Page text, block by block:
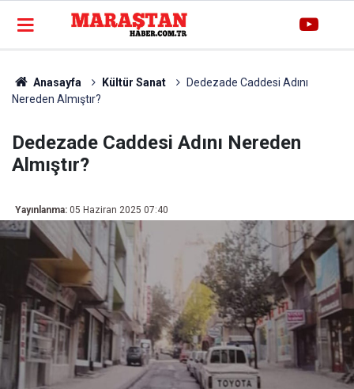
Anasayfa Kültür Sanat
Dedezade Caddesi Adını
Nereden Almıştır?
Dedezade Caddesi Adını Nereden
Almıştır?
Yayınlanma: 05 Haziran 2025 07:40